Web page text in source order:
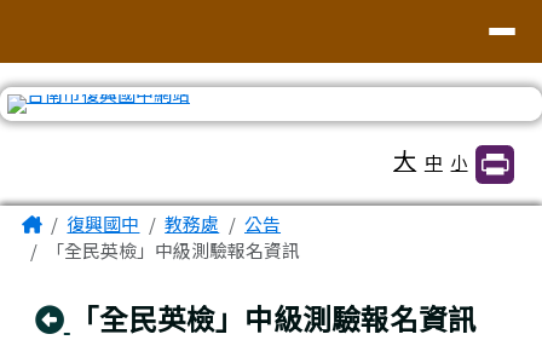
大 中 小
主內容區域
Home復興國中 教務處
公告
「全民英檢」中級測驗報名資訊
回上頁
「全民英檢」中級測驗報名資訊
頁尾區域